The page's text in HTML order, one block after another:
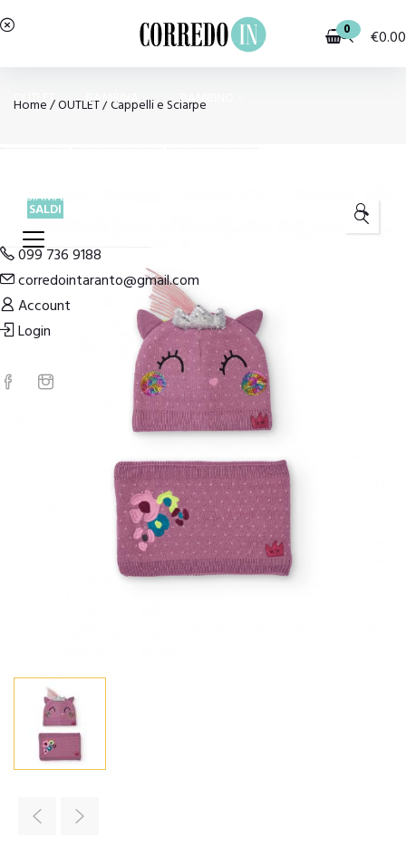
0 €0.00
OUTLET BAMBINA BAMBINO
PIGIAMI E HOMEWEAR
099 736 9188
corredointaranto@gmail.com
Account
Login
Home/OUTLET/Cappelli e Sciarpe
SALDI 🔍